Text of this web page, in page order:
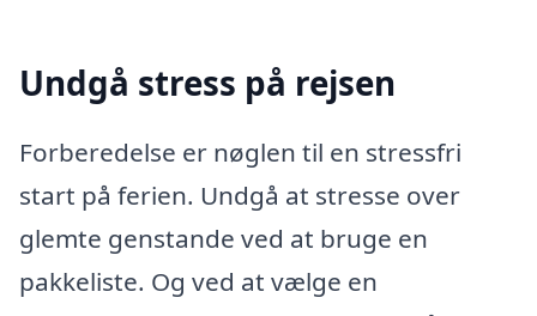
Undgå stress på rejsen
Forberedelse er nøglen til en stressfri
start på ferien. Undgå at stresse over
glemte genstande ved at bruge en
pakkeliste. Og ved at vælge en